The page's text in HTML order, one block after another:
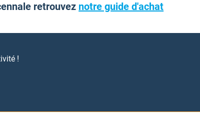
retrouvez notre guide d'achat
!